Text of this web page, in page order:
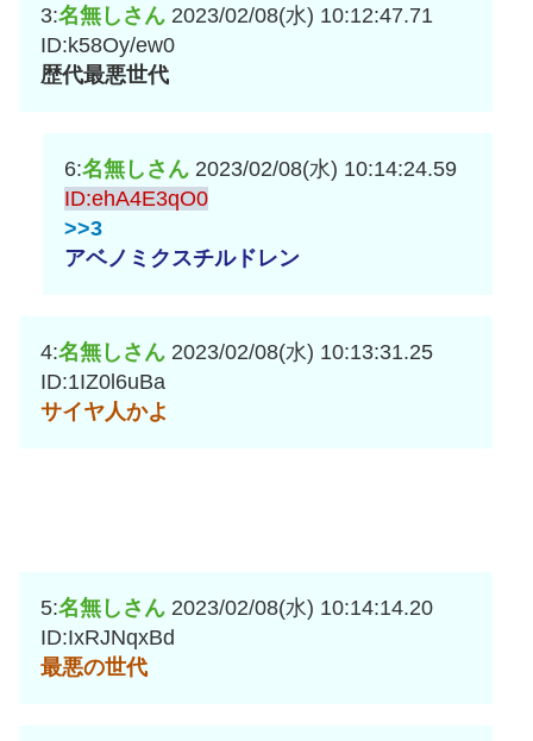
3:名無しさん 2023/02/08(水) 10:12:47.71
ID:k58Oy/ew0
歴代最悪世代
6:名無しさん 2023/02/08(水) 10:14:24.59
ID:ehA4E3qO0
>>3
アベノミクスチルドレン
4:名無しさん 2023/02/08(水) 10:13:31.25
ID:1IZ0l6uBa
サイヤ人かよ
5:名無しさん 2023/02/08(水) 10:14:14.20
ID:IxRJNqxBd
最悪の世代